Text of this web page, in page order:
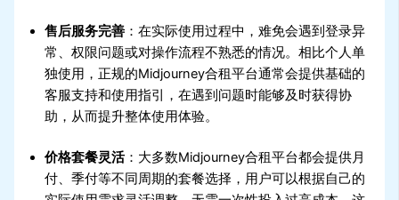
售后服务完善 ：在实际使用过程中，难免会遇到登录异
常、权限问题或对操作流程不熟悉的情况。相比个人单
独使用，正规的Midjourney合租平台通常会提供基础的
客服支持和使用指引，在遇到问题时能够及时获得协
助，从而提升整体使用体验。
价格套餐灵活：大多数Midjourney合租平台都会提供月
付、季付等不同周期的套餐选择，用户可以根据自己的